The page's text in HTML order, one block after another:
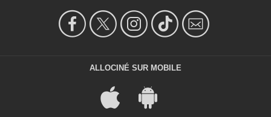
ALLOCINÉ SUR MOBILE